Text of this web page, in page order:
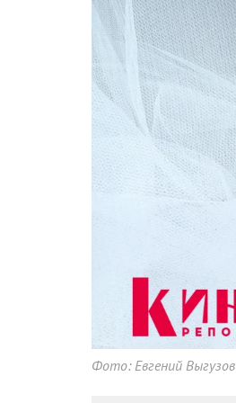
Фото: Евгений Выгузов